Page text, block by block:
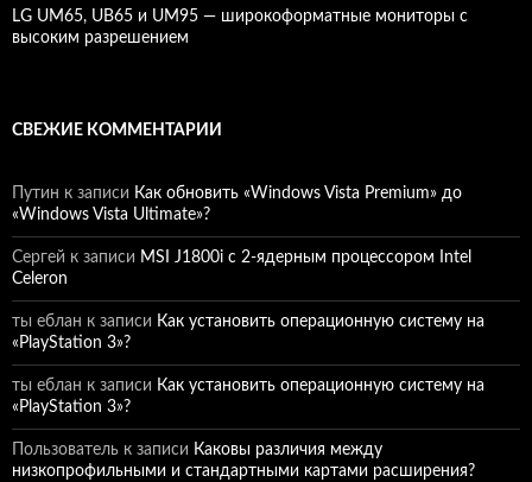
LG UM65, UB65 и UM95 — широкоформатные мониторы с
высоким разрешением
СВЕЖИЕ КОММЕНТАРИИ
Путин к записи Как обновить «Windows Vista Premium» до
«Windows Vista Ultimate»?
Сергей к записи MSI J1800i с 2-ядерным процессором Intel
Celeron
ты еблан к записи Как установить операционную систему на
«PlayStation 3»?
ты еблан к записи Как установить операционную систему на
«PlayStation 3»?
Пользователь к записи Каковы различия между
низкопрофильными и стандартными картами расширения?